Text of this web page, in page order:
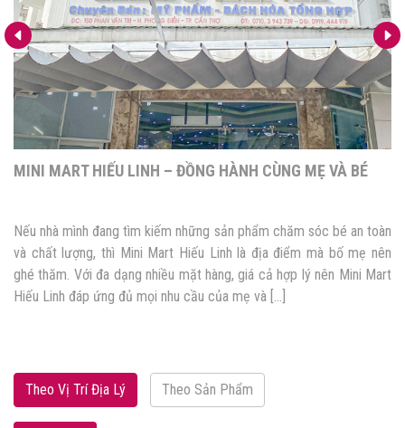
MINI MART HIẾU LINH – ĐỒNG HÀNH CÙNG MẸ VÀ BÉ
Nếu nhà mình đang tìm kiếm những sản phẩm chăm sóc bé an toàn
và chất lượng, thì Mini Mart Hiếu Linh là địa điểm mà bố mẹ nên
ghé thăm. Với đa dạng nhiều mặt hàng, giá cả hợp lý nên Mini Mart
Hiếu Linh đáp ứng đủ mọi nhu cầu của mẹ và […]
Theo Vị Trí Địa Lý Theo Sản Phẩm